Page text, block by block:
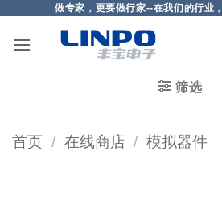
做专家，更要做行家--在我们的行业
筛选
首页 / 在线商店 / 模拟器件